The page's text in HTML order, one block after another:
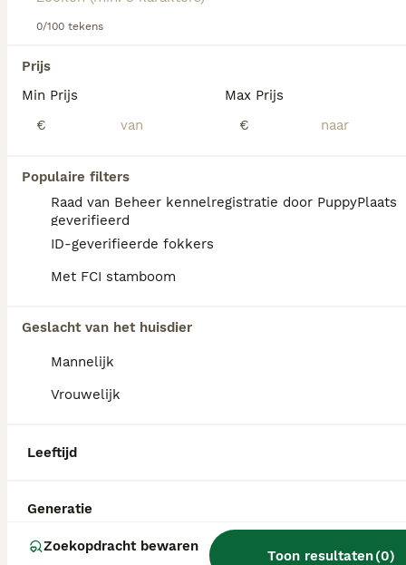
0/100 tekens
Prijs
Min Prijs
€
Max Prijs
€
Populaire filters
Raad van Beheer kennelregistratie door PuppyPlaats
geverifieerd
ID-geverifieerde fokkers
Met FCI stamboom
Geslacht van het huisdier
Mannelijk
Vrouwelijk
Leeftijd
Generatie
Zoekopdracht bewaren
Toon resultaten(0)
We hebben 0 Cane Corso Pups te koop in Mill
Als je toekomstige resultaten wil zien voor deze
exacte zoekopdracht, sla dan je zoekopdracht op en
FAQ's
Corso?
De gemiddelde prijs voor een Cane Corso
pup in Nederland ligt rond de €1057 maar dit
kan variëren afhankelijk van factoren zoals
Wat is het karakter van een